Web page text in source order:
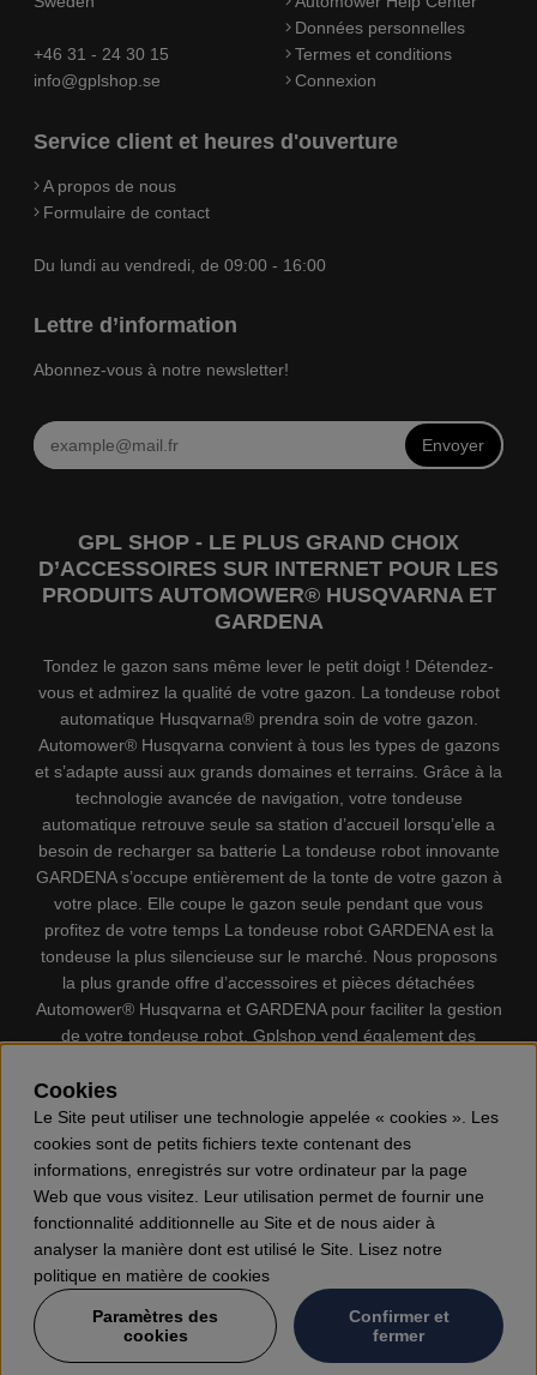
+46 31 - 24 30 15
info@gplshop.se
Données personnelles
Termes et conditions
Connexion
Service client et heures d'ouverture
A propos de nous
Formulaire de contact
Du lundi au vendredi, de 09:00 - 16:00
Lettre d’information
Abonnez-vous à notre newsletter!
Envoyer
GPL SHOP - LE PLUS GRAND CHOIX
D’ACCESSOIRES SUR INTERNET POUR LES
PRODUITS AUTOMOWER® HUSQVARNA ET
GARDENA
Tondez le gazon sans même lever le petit doigt ! Détendez-
vous et admirez la qualité de votre gazon. La tondeuse robot
automatique Husqvarna® prendra soin de votre gazon.
Automower® Husqvarna convient à tous les types de gazons
et s’adapte aussi aux grands domaines et terrains. Grâce à la
technologie avancée de navigation, votre tondeuse
automatique retrouve seule sa station d’accueil lorsqu’elle a
besoin de recharger sa batterie La tondeuse robot innovante
GARDENA s’occupe entièrement de la tonte de votre gazon à
votre place. Elle coupe le gazon seule pendant que vous
profitez de votre temps La tondeuse robot GARDENA est la
tondeuse la plus silencieuse sur le marché. Nous proposons
la plus grande offre d’accessoires et pièces détachées
Automower® Husqvarna et GARDENA pour faciliter la gestion
de votre tondeuse robot. Gplshop vend également des
individuel, Coupe-bordures, Débroussailleuses, Taille haies,
Motoculteurs, Souffleur, Souffleuses à neige, Nettoyeurs
haute pression, Aspirateur, Découpeuses, Haches, Outils
forestiers, Lubrifiants, Carburants, Jouets ETC.
Cookies
Le Site peut utiliser une technologie appelée « cookies ». Les
cookies sont de petits fichiers texte contenant des
informations, enregistrés sur votre ordinateur par la page
Web que vous visitez. Leur utilisation permet de fournir une
fonctionnalité additionnelle au Site et de nous aider à
analyser la manière dont est utilisé le Site. Lisez notre
politique en matière de cookies
Paramètres des
cookies
Confirmer et
fermer